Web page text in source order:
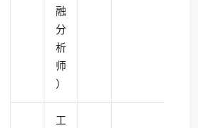
融
分
析
师
）
工